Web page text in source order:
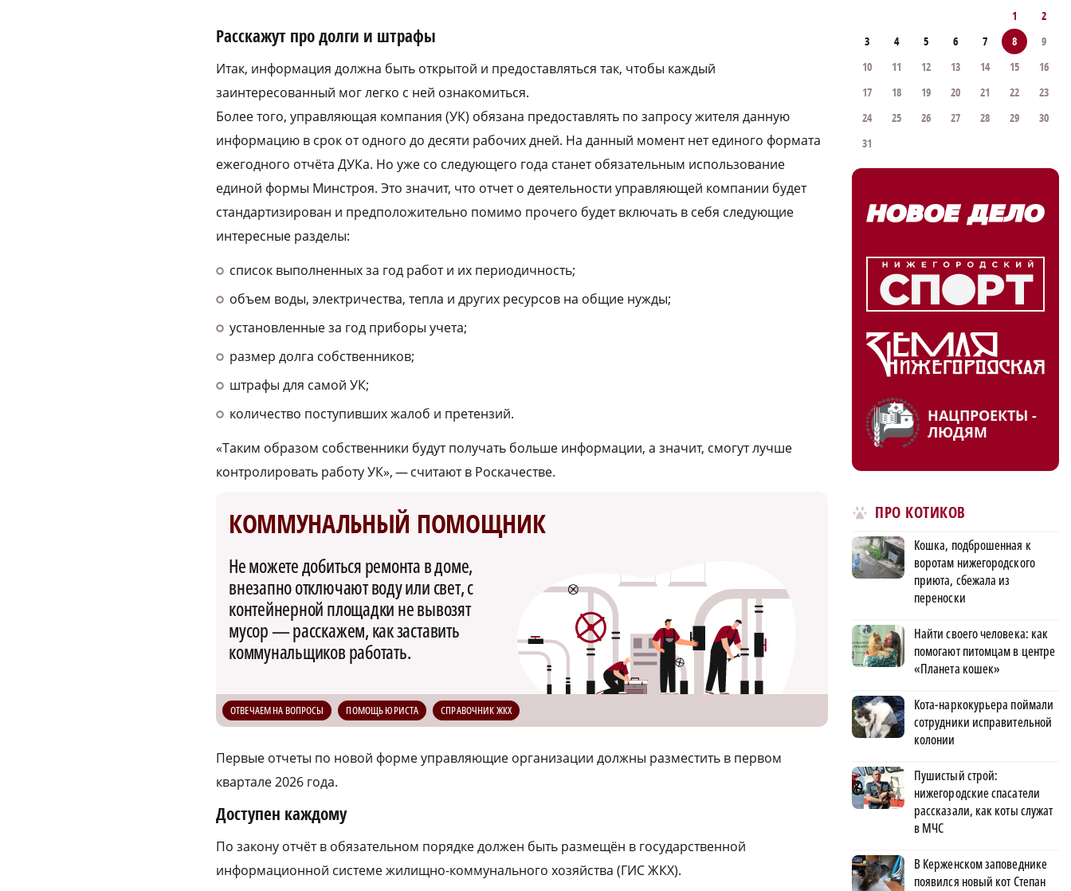
Расскажут про долги и штрафы
Итак, информация должна быть открытой и предоставляться так, чтобы каждый
заинтересованный мог легко с ней ознакомиться.
Более того, управляющая компания (УК) обязана предоставлять по запросу жителя данную
информацию в срок от одного до десяти рабочих дней. На данный момент нет единого формата
ежегодного отчёта ДУКа. Но уже со следующего года станет обязательным использование
единой формы Минстроя. Это значит, что отчет о деятельности управляющей компании будет
стандартизирован и предположительно помимо прочего будет включать в себя следующие
интересные разделы:
список выполненных за год работ и их периодичность;
объем воды, электричества, тепла и других ресурсов на общие нужды;
установленные за год приборы учета;
размер долга собственников;
штрафы для самой УК;
количество поступивших жалоб и претензий.
«Таким образом собственники будут получать больше информации, а значит, смогут лучше
контролировать работу УК», — считают в Роскачестве.
КОММУНАЛЬНЫЙ ПОМОЩНИК
Не можете добиться ремонта в доме,
внезапно отключают воду или свет, с
контейнерной площадки не вывозят
мусор — расскажем, как заставить
коммунальщиков работать.
ОТВЕЧАЕМ НА ВОПРОСЫ ПОМОЩЬ ЮРИСТА СПРАВОЧНИК ЖКХ
Первые отчеты по новой форме управляющие организации должны разместить в первом
квартале 2026 года.
Доступен каждому
По закону отчёт в обязательном порядке должен быть размещён в государственной
информационной системе жилищно-коммунального хозяйства (ГИС ЖКХ).
1
2
3
4 5 6 7 8
9
10
11 12 13 14 15
16
17
18 19 20 21 22
23
24
25 26 27 28 29
30
31
НАЦПРОЕКТЫ -
ЛЮДЯМ
ПРО КОТИКОВ
Кошка, подброшенная к
воротам нижегородского
приюта, сбежала из
переноски
Найти своего человека: как
помогают питомцам в центре
«Планета кошек»
Кота-наркокурьера поймали
сотрудники исправительной
колонии
Пушистый строй:
нижегородские спасатели
рассказали, как коты служат
в МЧС
В Керженском заповеднике
появился новый кот Степан